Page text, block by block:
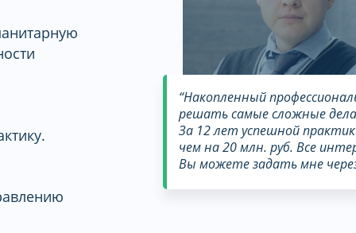
“Накопленный
решать самые сложные дела
За 12 лет успешной
чем на 20 млн. руб. Все
Вы можете задать мне